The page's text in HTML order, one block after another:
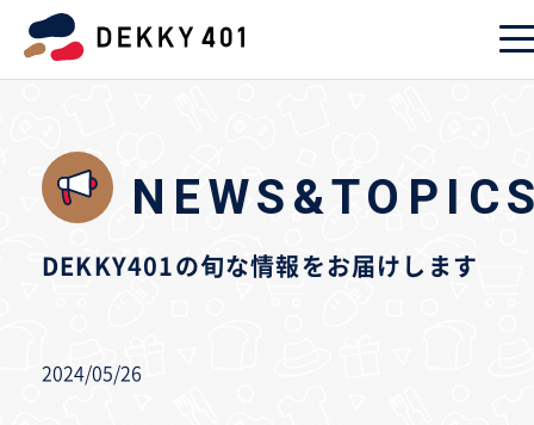
DEKKY401の旬な情報をお届けします
2024/05/26